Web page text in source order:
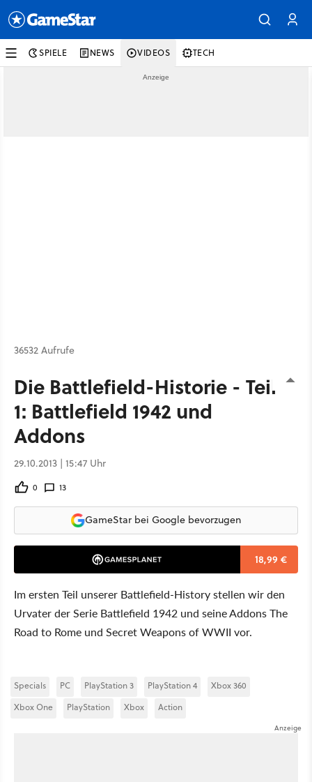
SPIELE NEWS VIDEOS TECH
36532 Aufrufe
Die Battlefield-Historie - Teil
1: Battlefield 1942 und
Addons
29.10.2013 | 15:47 Uhr
0 13
GameStar bei Google bevorzugen
18,99 €
Im ersten Teil unserer Battlefield-History stellen wir den
Urvater der Serie Battlefield 1942 und seine Addons The
Road to Rome und Secret Weapons of WWII vor.
Specials PC PlayStation 3 PlayStation 4
Xbox 360
Xbox One
PlayStation Xbox Action